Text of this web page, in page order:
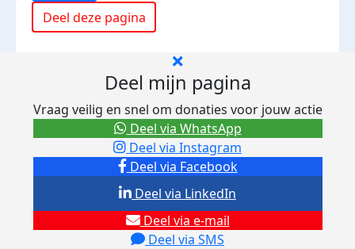
Deel deze pagina
Deel mijn pagina
Vraag veilig en snel om donaties voor jouw actie
Deel via Facebook
Deel via Instagram
Deel via e-mail
Deel via SMS
Deel via LinkedIn
Deel via WhatsApp